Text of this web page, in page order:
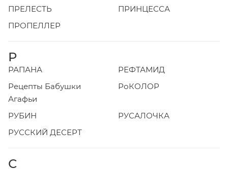
ПРЕЛЕСТЬ
ПРИНЦЕССА
ПРОПЕЛЛЕР
Р
РАПАНА
РЕФТАМИД
Рецепты Бабушки
Агафьи
РоКОЛОР
РУБИН
РУСАЛОЧКА
РУССКИЙ ДЕСЕРТ
С